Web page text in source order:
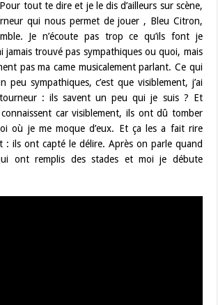
tout te dire et je le dis d’ailleurs sur scène,
qui nous permet de jouer , Bleu Citron,
Je n’écoute pas trop ce qu’ils font je
jamais trouvé pas sympathiques ou quoi, mais
pas ma came musicalement parlant. Ce qui
peu sympathiques, c’est que visiblement, j’ai
: ils savent un peu qui je suis ? Et
car visiblement, ils ont dû tomber
où je me moque d’eux. Et ça les a fait rire
: ils ont capté le délire. Après on parle quand
ont remplis des stades et moi je débute